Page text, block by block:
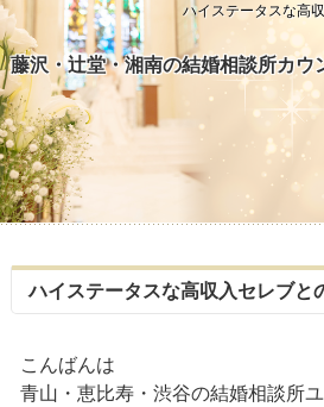
ハイステータスな高
藤沢・辻堂・湘南の結婚相談所カウ
ハイステータスな高収入セレブと
こんばんは
青山・恵比寿・渋谷の結婚相談所